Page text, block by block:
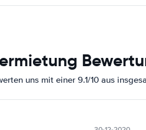
uns mit einer 9.1/10 aus